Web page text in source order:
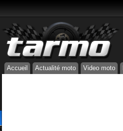
Accueil Actualité moto Video moto